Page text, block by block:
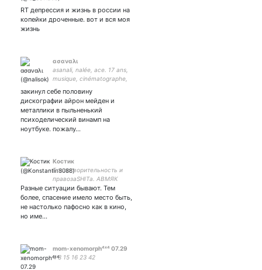
RT депрессия и жизнь в россии на
копейки дроченные. вот и вся моя
жизнь
ασαναλι
asanali, nalée, ace. 17 ans,
musique, cinématographe,
закинул себе половину
дискографии айрон мейден и
металлики в пыльненький
психоделический винамп на
ноутбуке. пожалу…
Костик
Благотворительность и
правозаSHITа. АВМЯК
1488193774013
Разные ситуации бывают. Тем
более, спасение имело место быть,
не настолько пафосно как в кино,
но име…
mom-xenomorph⁴ˣ⁴ 07.29
4 8 15 16 23 42